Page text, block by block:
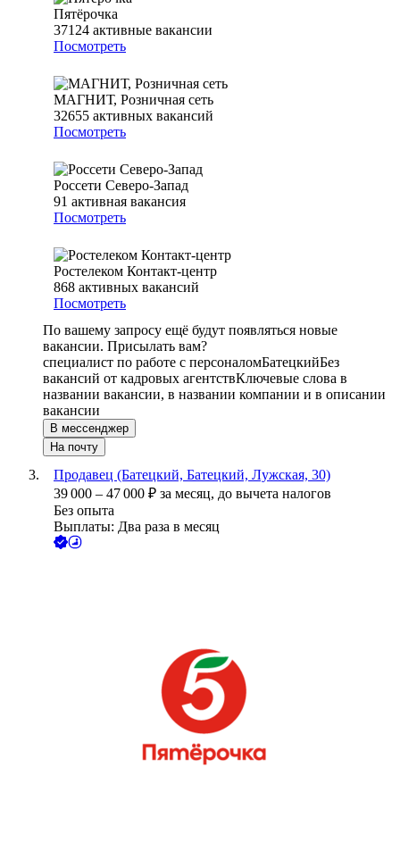
Пятёрочка
37124 активные вакансии
Посмотреть
МАГНИТ, Розничная сеть
32655 активных вакансий
Посмотреть
Россети Северо-Запад
91 активная вакансия
Посмотреть
Ростелеком Контакт-центр
868 активных вакансий
Посмотреть
По вашему запросу ещё будут появляться новые
вакансии. Присылать вам?
специалист по работе с персоналомБатецкийБез
вакансий от кадровых агентствКлючевые слова в
названии вакансии, в названии компании и в описании
вакансии
В мессенджер
На почту
Продавец (Батецкий, Батецкий, Лужская, 30)
39 000 – 47 000 ₽ за месяц, до вычета налогов
Без опыта
Выплаты: Два раза в месяц